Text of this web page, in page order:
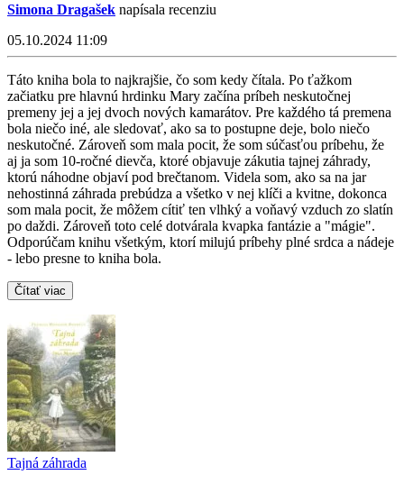
Simona Dragašek napísala recenziu
05.10.2024 11:09
Táto kniha bola to najkrajšie, čo som kedy čítala. Po ťažkom
začiatku pre hlavnú hrdinku Mary začína príbeh neskutočnej
premeny jej a jej dvoch nových kamarátov. Pre každého tá premena
bola niečo iné, ale sledovať, ako sa to postupne deje, bolo niečo
neskutočné. Zároveň som mala pocit, že som súčasťou príbehu, že
aj ja som 10-ročné dievča, ktoré objavuje zákutia tajnej záhrady,
ktorú náhodne objaví pod brečtanom. Videla som, ako sa na jar
nehostinná záhrada prebúdza a všetko v nej klíči a kvitne, dokonca
som mala pocit, že môžem cítiť ten vlhký a voňavý vzduch zo slatín
po daždi. Zároveň toto celé dotvárala kvapka fantázie a "mágie".
Odporúčam knihu všetkým, ktorí milujú príbehy plné srdca a nádeje
- lebo presne to kniha bola.
Čítať viac
Tajná záhrada